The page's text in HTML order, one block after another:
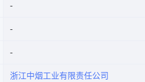
浙江中烟工业有限责任公司